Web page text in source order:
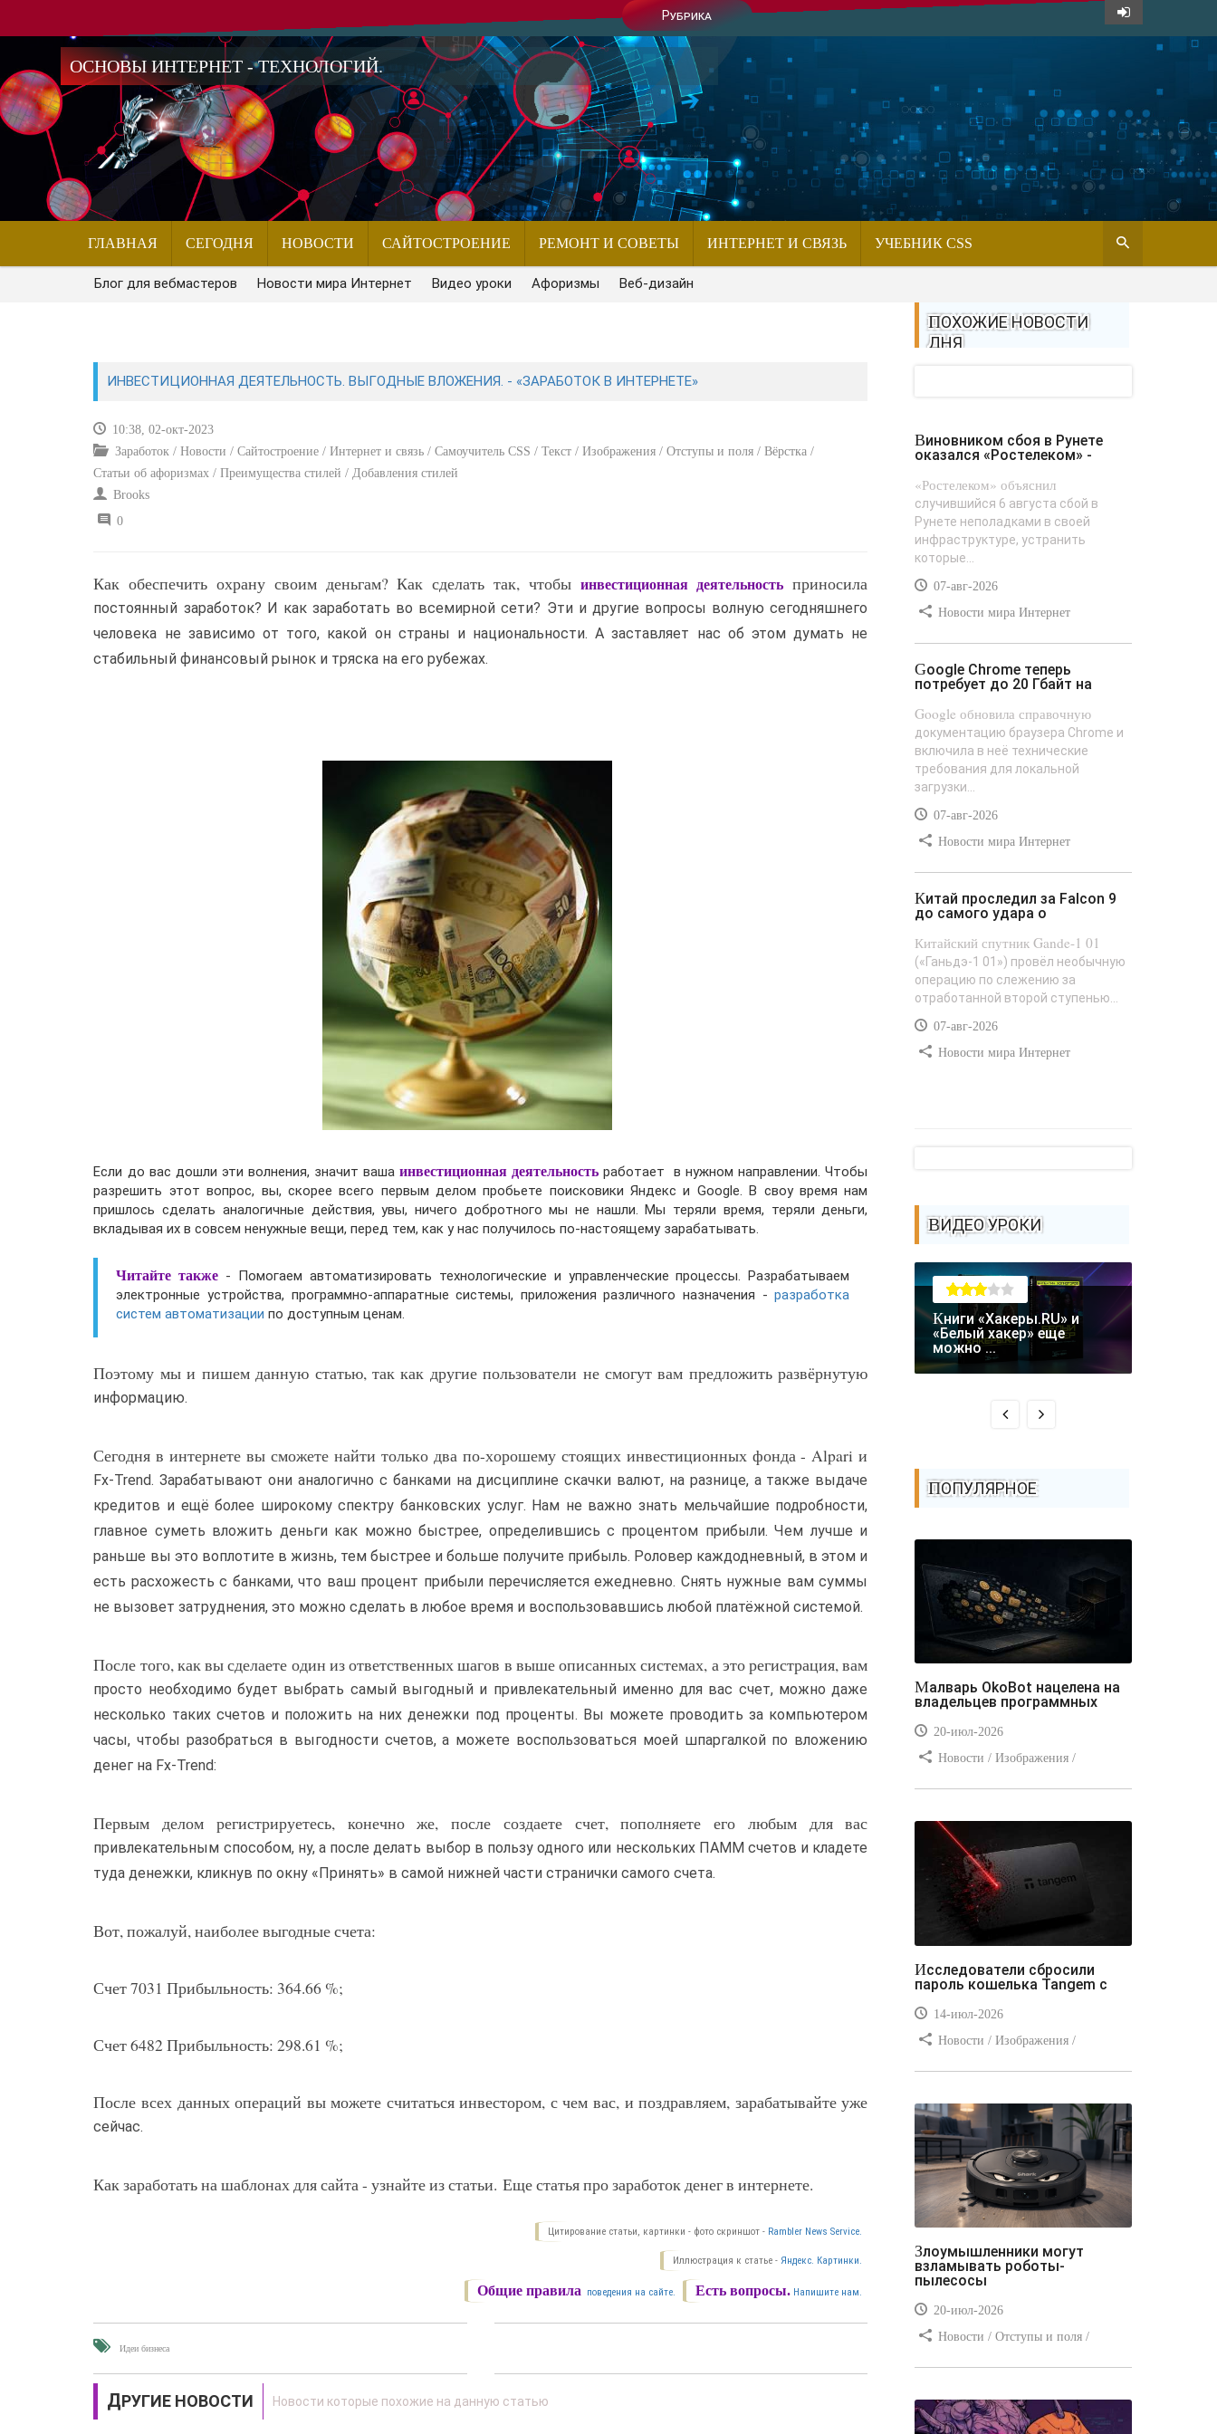
Рубрика
ОСНОВЫ ИНТЕРНЕТ - ТЕХНОЛОГИЙ.
ГЛАВНАЯ СЕГОДНЯ НОВОСТИ САЙТОСТРОЕНИЕ РЕМОНТ И СОВЕТЫ ИНТЕРНЕТ И СВЯЗЬ УЧЕБНИК CSS
Блог для вебмастеров Новости мира Интернет Видео уроки Афоризмы Веб-дизайн
ИНВЕСТИЦИОННАЯ ДЕЯТЕЛЬНОСТЬ. ВЫГОДНЫЕ ВЛОЖЕНИЯ. - «ЗАРАБОТОК В ИНТЕРНЕТЕ»
10:38, 02-окт-2023
Заработок / Новости / Сайтостроение / Интернет и связь / Самоучитель CSS / Текст / Изображения / Отступы и поля / Вёрстка /
Статьи об афоризмах / Преимущества стилей / Добавления стилей
Brooks
0
Как обеспечить охрану своим деньгам? Как сделать так, чтобы инвестиционная деятельность приносила
постоянный заработок? И как заработать во всемирной сети? Эти и другие вопросы волную сегодняшнего
человека не зависимо от того, какой он страны и национальности. А заставляет нас об этом думать не
стабильный финансовый рынок и тряска на его рубежах.
Если до вас дошли эти волнения, значит ваша инвестиционная деятельностьработает в нужном направлении. Чтобы
разрешить этот вопрос, вы, скорее всего первым делом пробьете поисковики Яндекс и Google. В своу время нам
пришлось сделать аналогичные действия, увы, ничего добротного мы не нашли. Мы теряли время, теряли деньги,
вкладывая их в совсем ненужные вещи, перед тем, как у нас получилось по-настоящему зарабатывать.
Читайте также - Помогаем автоматизировать технологические и управленческие процессы. Разрабатываем
электронные устройства, программно-аппаратные системы, приложения различного назначения -разработка
систем автоматизации по доступным ценам.
Поэтому мы и пишем данную статью, так как другие пользователи не смогут вам предложить развёрнутую
информацию.
Сегодня в интернете вы сможете найти только два по-хорошему стоящих инвестиционных фонда - Alpari и
Fx-Trend. Зарабатывают они аналогично с банками на дисциплине скачки валют, на разнице, а также выдаче
кредитов и ещё более широкому спектру банковских услуг. Нам не важно знать мельчайшие подробности,
главное суметь вложить деньги как можно быстрее, определившись с процентом прибыли. Чем лучше и
раньше вы это воплотите в жизнь, тем быстрее и больше получите прибыль. Роловер каждодневный, в этом и
есть расхожесть с банками, что ваш процент прибыли перечисляется ежедневно. Снять нужные вам суммы
не вызовет затруднения, это можно сделать в любое время и воспользовавшись любой платёжной системой.
После того, как вы сделаете один из ответственных шагов в выше описанных системах, а это регистрация, вам
просто необходимо будет выбрать самый выгодный и привлекательный именно для вас счет, можно даже
несколько таких счетов и положить на них денежки под проценты. Вы можете проводить за компьютером
часы, чтобы разобраться в выгодности счетов, а можете воспользоваться моей шпаргалкой по вложению
денег на Fx-Trend:
Первым делом регистрируетесь, конечно же, после создаете счет, пополняете его любым для вас
привлекательным способом, ну, а после делать выбор в пользу одного или нескольких ПАММ счетов и кладете
туда денежки, кликнув по окну «Принять» в самой нижней части странички самого счета.
Вот, пожалуй, наиболее выгодные счета:
Счет 7031 Прибыльность: 364.66 %;
Счет 6482 Прибыльность: 298.61 %;
После всех данных операций вы можете считаться инвестором, с чем вас, и поздравляем, зарабатывайте уже
сейчас.
Как заработать на шаблонах для сайта - узнайте из статьи. Еще статья про заработок денег в интернете.
Цитирование статьи, картинки - фото скриншот - Rambler News Service.
Иллюстрация к статье - Яндекс. Картинки.
Есть вопросы. Напишите нам.
Общие правила поведения на сайте.
Идеи бизнеса
ДРУГИЕ НОВОСТИ
ПОХОЖИЕ НОВОСТИ
ДНЯ
Виновником сбоя в Рунете
оказался «Ростелеком» -
«Ростелеком» объяснил
случившийся 6 августа сбой в
Рунете неполадками в своей
инфраструктуре, устранить
которые...
07-авг-2026
Новости мира Интернет
Google Chrome теперь
потребует до 20 Гбайт на
Google обновила справочную
документацию браузера Chrome и
включила в неё технические
требования для локальной
загрузки...
07-авг-2026
Новости мира Интернет
Китай проследил за Falcon 9
до самого удара о
Китайский спутник Gande-1 01
(«Ганьдэ-1 01») провёл необычную
операцию по слежению за
отработанной второй ступенью...
07-авг-2026
Новости мира Интернет
ВИДЕО УРОКИ
Книги «Хакеры.RU» и
«Белый хакер» еще
можно ...
ПОПУЛЯРНОЕ
Малварь OkoBot нацелена на
владельцев программных
20-июл-2026
Новости / Изображения /
Самоучитель CSS / Линии и рамки /
Видео уроки / Заработок
Исследователи сбросили
пароль кошелька Tangem с
14-июл-2026
Новости / Изображения /
/ Вёрстка / Видео уроки
Злоумышленники могут
взламывать роботы-
пылесосы
20-июл-2026
Новости / Отступы и поля /
/ Текст / Цвет / Видео уроки